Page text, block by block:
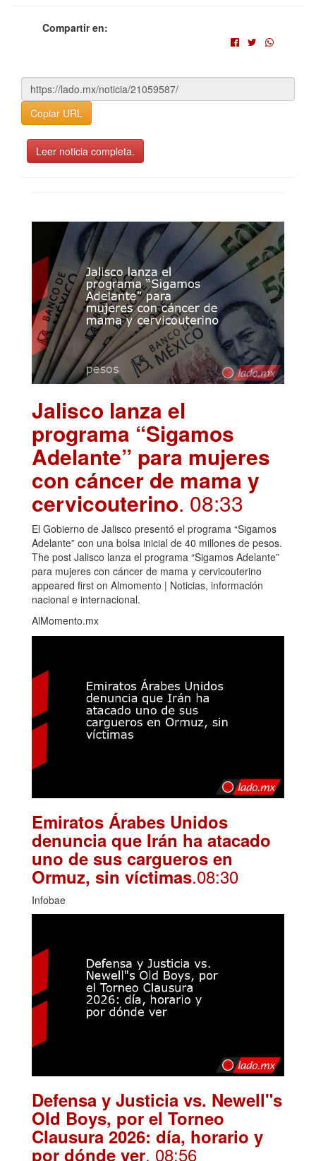
Compartir en:
Copiar URL
Leer noticia completa.
Jalisco lanza el
programa “Sigamos
Adelante” para mujeres
con cáncer de mama y
cervicouterino. 08:33
El Gobierno de Jalisco presentó el programa “Sigamos
Adelante” con una bolsa inicial de 40 millones de pesos.
The post Jalisco lanza el programa “Sigamos Adelante”
para mujeres con cáncer de mama y cervicouterino
appeared first on Almomento | Noticias, información
nacional e internacional.
AlMomento.mx
Emiratos Árabes Unidos
denuncia que Irán ha atacado
uno de sus cargueros en
Ormuz, sin víctimas.08:30
Infobae
Defensa y Justicia vs. Newell"s
Old Boys, por el Torneo
Clausura 2026: día, horario y
por dónde ver. 08:56